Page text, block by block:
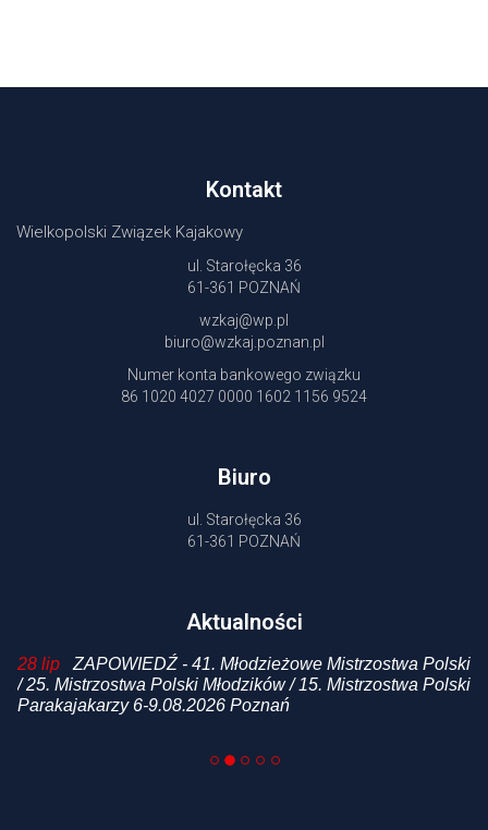
Kontakt
Wielkopolski Związek Kajakowy
ul. Starołęcka 36
61-361 POZNAŃ
wzkaj@wp.pl
biuro@wzkaj.poznan.pl
Numer konta bankowego związku
86 1020 4027 0000 1602 1156 9524
Biuro
ul. Starołęcka 36
61-361 POZNAŃ
Aktualności
28 lip
ZAPOWIEDŹ - 41. Młodzieżowe Mistrzostwa Polski
/ 25. Mistrzostwa Polski Młodzików / 15. Mistrzostwa Polski
Parakajakarzy 6-9.08.2026 Poznań